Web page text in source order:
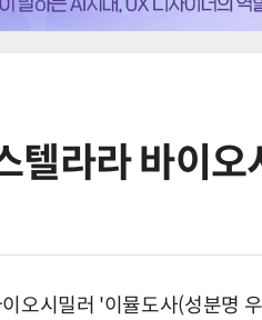
텔라라 바이
오시밀러 '이뮬도사(성분명